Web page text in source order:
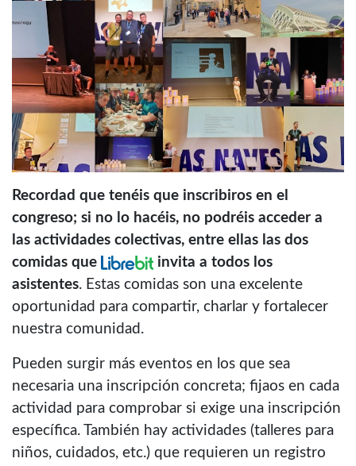
Recordad que tenéis que inscribiros en el
congreso; si no lo hacéis, no podréis acceder a
las actividades colectivas, entre ellas las dos
comidas que
invita a todos los
asistentes. Estas comidas son una excelente
oportunidad para compartir, charlar y fortalecer
nuestra comunidad.
Pueden surgir más eventos en los que sea
necesaria una inscripción concreta; fijaos en cada
actividad para comprobar si exige una inscripción
específica. También hay actividades (talleres para
niños, cuidados, etc.) que requieren un registro